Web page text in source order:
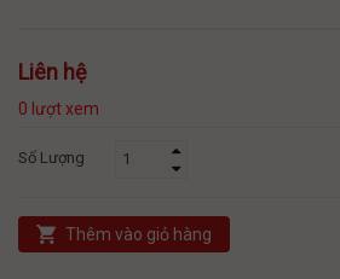
Liên hệ
0 lượt xem
Số Lượng
Thêm vào giỏ hàng